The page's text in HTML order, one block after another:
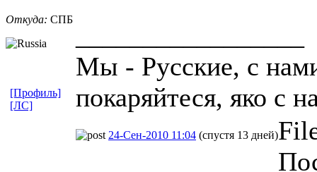
Откуда: СПБ
Мы - Русские, с
покаряйтеся, яко с
[Профиль]
[ЛС]
24-Сен-2010 11:04 (спустя 13 дней)